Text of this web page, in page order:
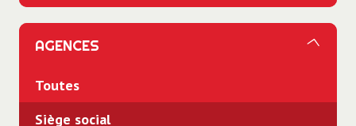
AGENCES
Toutes
Siège social